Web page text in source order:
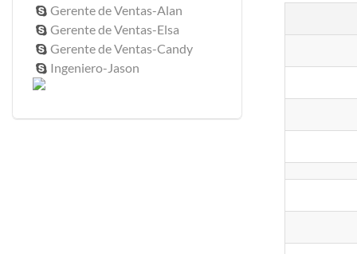
 Gerente de Ventas-Alan
 Gerente de Ventas-Elsa
 Gerente de Ventas-Candy
 Ingeniero-Jason